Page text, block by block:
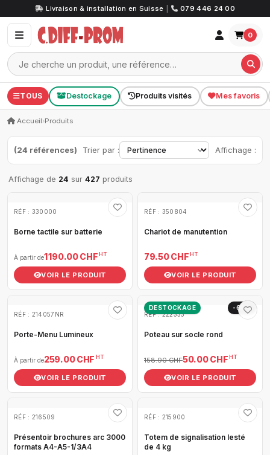
Livraison & installation en Suisse 079 446 24 00
0
TOUS Destockage Produits visités Mes favoris
Accueil›Produits
(24 références) Trier par : Affichage :
Affichage de 24 sur 427 produits
RÉF : 330000
Borne tactile sur batterie
À partir de1 190.00 CHF HT
VOIR LE PRODUIT
RÉF : 350804
Chariot de manutention
79.50 CHF HT
VOIR LE PRODUIT
RÉF : 214057NR
Porte-Menu Lumineux
À partir de259.00 CHF HT
VOIR LE PRODUIT
DESTOCKAGE
-69%
RÉF : 222333
Poteau sur socle rond
158.90 CHF50.00 CHF HT
VOIR LE PRODUIT
RÉF : 216509
Présentoir brochures arc 3000
formats A4-A5-1/3A4
RÉF : 215900
Totem de signalisation lesté
de 4 kg